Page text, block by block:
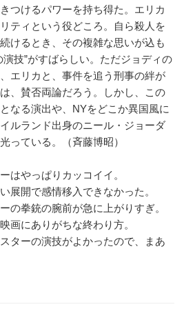
つけるパワーを持ち得た。エリカ
ティという役どころ。自ら殺人を
けるとき、その複雑な思いが込も
演技”がすばらしい。ただジョディの
エリカと、事件を追う刑事の絆が
、賛否両論だろう。しかし、この
なる演出や、NYをどこか異国風に
ルランド出身のニール・ジョーダ
っている。（斉藤博昭）
はやっぱりカッコイイ。
展開で感情移入できなかった。
の拳銃の腕前が急に上がりすぎ。
画にありがちな終わり方。
ターの演技がよかったので、まあ